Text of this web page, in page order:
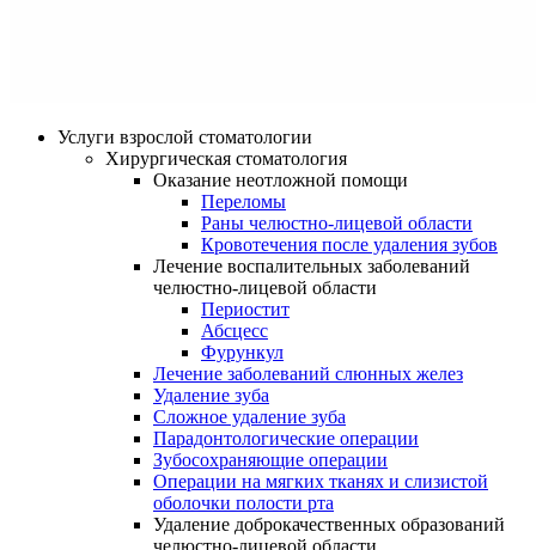
Услуги взрослой стоматологии
Хирургическая стоматология
Оказание неотложной помощи
Переломы
Раны челюстно-лицевой области
Кровотечения после удаления зубов
Лечение воспалительных заболеваний
челюстно-лицевой области
Периостит
Абсцесс
Фурункул
Лечение заболеваний слюнных желез
Удаление зуба
Сложное удаление зуба
Парадонтологические операции
Зубосохраняющие операции
Операции на мягких тканях и слизистой
оболочки полости рта
Удаление доброкачественных образований